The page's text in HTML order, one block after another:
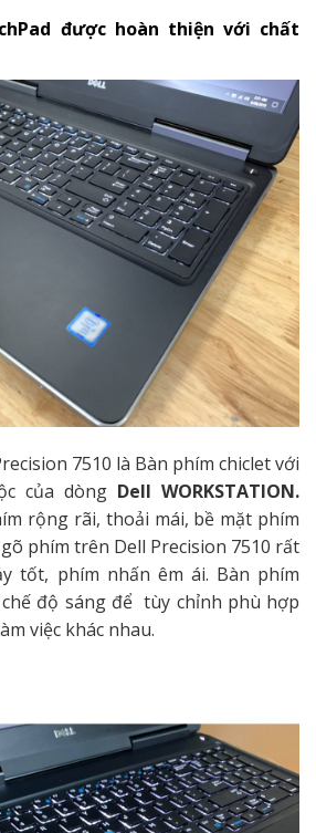
được hoàn thiện với chất
7510 là Bàn phím chiclet với
của dòng Dell WORKSTATION.
rộng rãi, thoải mái, bề mặt phím
phím trên Dell Precision 7510 rất
tốt, phím nhấn êm ái. Bàn phím
độ sáng để tùy chỉnh phù hợp
việc khác nhau.